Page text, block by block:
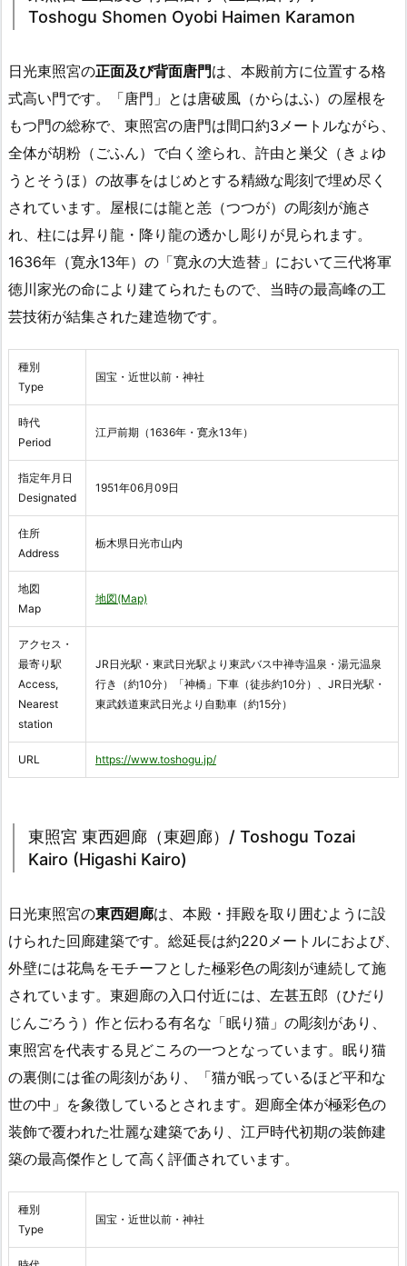
Toshogu Shomen Oyobi Haimen Karamon
日光東照宮の正面及び背面唐門は、本殿前方に位置する格
式高い門です。「唐門」とは唐破風（からはふ）の屋根を
もつ門の総称で、東照宮の唐門は間口約3メートルながら、
全体が胡粉（ごふん）で白く塗られ、許由と巣父（きょゆ
うとそうほ）の故事をはじめとする精緻な彫刻で埋め尽く
されています。屋根には龍と恙（つつが）の彫刻が施さ
れ、柱には昇り龍・降り龍の透かし彫りが見られます。
1636年（寛永13年）の「寛永の大造替」において三代将軍
徳川家光の命により建てられたもので、当時の最高峰の工
芸技術が結集された建造物です。
種別
Type
国宝・近世以前・神社
時代
Period
江戸前期（1636年・寛永13年）
指定年月日
Designated
1951年06月09日
住所
Address
栃木県日光市山内
地図
Map
地図(Map)
アクセス・
最寄り駅
Access,
Nearest
station
JR日光駅・東武日光駅より東武バス中禅寺温泉・湯元温泉
行き（約10分）「神橋」下車（徒歩約10分）、JR日光駅・
東武鉄道東武日光より自動車（約15分）
URL https://www.toshogu.jp/
東照宮 東西廻廊（東廻廊）/ Toshogu Tozai
Kairo (Higashi Kairo)
日光東照宮の東西廻廊は、本殿・拝殿を取り囲むように設
けられた回廊建築です。総延長は約220メートルにおよび、
外壁には花鳥をモチーフとした極彩色の彫刻が連続して施
されています。東廻廊の入口付近には、左甚五郎（ひだり
じんごろう）作と伝わる有名な「眠り猫」の彫刻があり、
東照宮を代表する見どころの一つとなっています。眠り猫
の裏側には雀の彫刻があり、「猫が眠っているほど平和な
世の中」を象徴しているとされます。廻廊全体が極彩色の
装飾で覆われた壮麗な建築であり、江戸時代初期の装飾建
築の最高傑作として高く評価されています。
種別
Type
国宝・近世以前・神社